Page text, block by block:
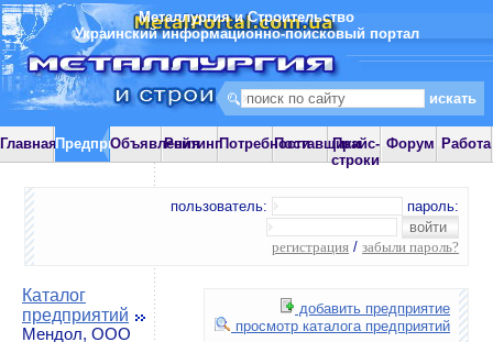
Металлургия и Строительство
Украинский информационно-поисковый портал
ГлавнаяПредприятияОбъявления
РейтингПотребностиПоставщики
Прайс-
строки
Форум Работа
пользователь: пароль:
регистрация / забыли пароль?
добавить предприятие
просмотр каталога предприятий
Каталог
предприятий
Мендол, ООО